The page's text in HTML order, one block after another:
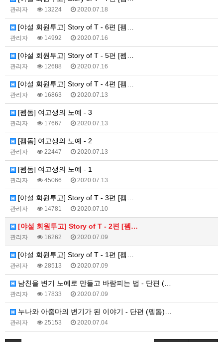
관리자 13224 2020.07.18
[야설 회원투고] Story of T - 6편 [펨…
관리자 14992 2020.07.16
[야설 회원투고] Story of T - 5편 [펨…
관리자 12688 2020.07.16
[야설 회원투고] Story of T - 4편 [펨…
관리자 16863 2020.07.13
[펨돔] 여고생의 노예 - 3
관리자 17667 2020.07.13
[펨돔] 여고생의 노예 - 2
관리자 22447 2020.07.13
[펨돔] 여고생의 노예 - 1
관리자 45066 2020.07.13
[야설 회원투고] Story of T - 3편 [펨…
관리자 14781 2020.07.10
[야설 회원투고] Story of T - 2편 [펨…
관리자 16262 2020.07.09
[야설 회원투고] Story of T - 1편 [펨…
관리자 28513 2020.07.09
남친을 변기 노예로 만들고 바람피는 법 - 단편 (…
관리자 17833 2020.07.09
누나와 아줌마의 변기가 된 이야기 - 단편 (펨돔)…
관리자 25153 2020.07.04